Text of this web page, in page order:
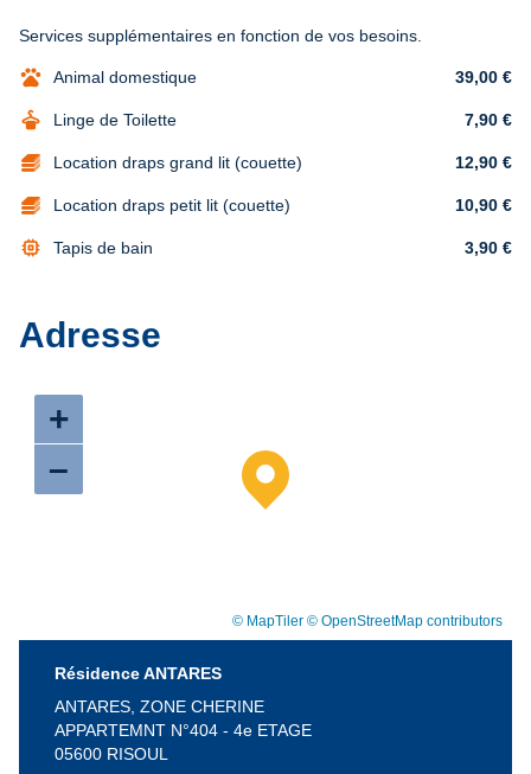
Services supplémentaires en fonction de vos besoins.
pets Animal domestique 39,00 €
dry_cleaning Linge de Toilette 7,90 €
Location draps grand lit (couette) 12,90 €
Location draps petit lit (couette) 10,90 €
memory Tapis de bain 3,90 €
Adresse
+
–
© MapTiler © OpenStreetMap contributors
Résidence ANTARES
ANTARES, ZONE CHERINE
APPARTEMNT N°404 - 4e ETAGE
05600 RISOUL